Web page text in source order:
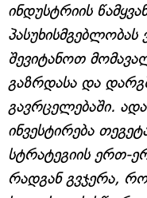
ინდუსტრიის
შევიტანოთ
გაზრდასა და
გავრცელებაში.
ინვესტირება
სტრატეგიის ერთ-
რადგან გვჯერა,